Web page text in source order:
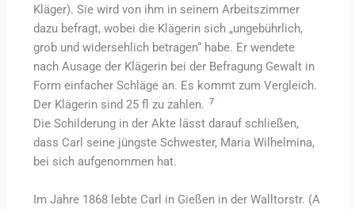
Kläger). Sie wird von ihm in seinem Arbeitszimmer
dazu befragt, wobei die Klägerin sich „ungebührlich,
grob und widersehlich betragen“ habe. Er wendete
nach Ausage der Klägerin bei der Befragung Gewalt in
Form einfacher Schläge an. Es kommt zum Vergleich.
Der Klägerin sind 25 fl zu zahlen. 7
Die Schilderung in der Akte lässt darauf schließen,
dass Carl seine jüngste Schwester, Maria Wilhelmina,
bei sich aufgenommen hat.
Im Jahre 1868 lebte Carl in Gießen in der Walltorstr. (A